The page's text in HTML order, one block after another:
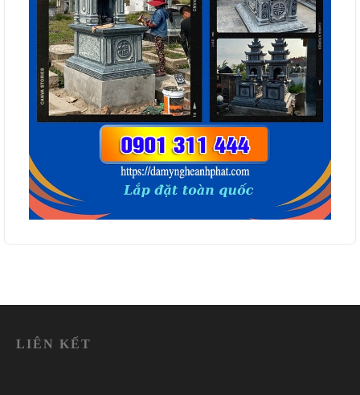
LIÊN KẾT